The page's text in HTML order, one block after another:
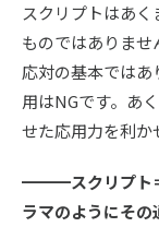
スクリプトはあ
ものではありませ
応対の基本では
用はNGです。あ
せた応用力を利か
━━━スクリプト
ラマのようにその